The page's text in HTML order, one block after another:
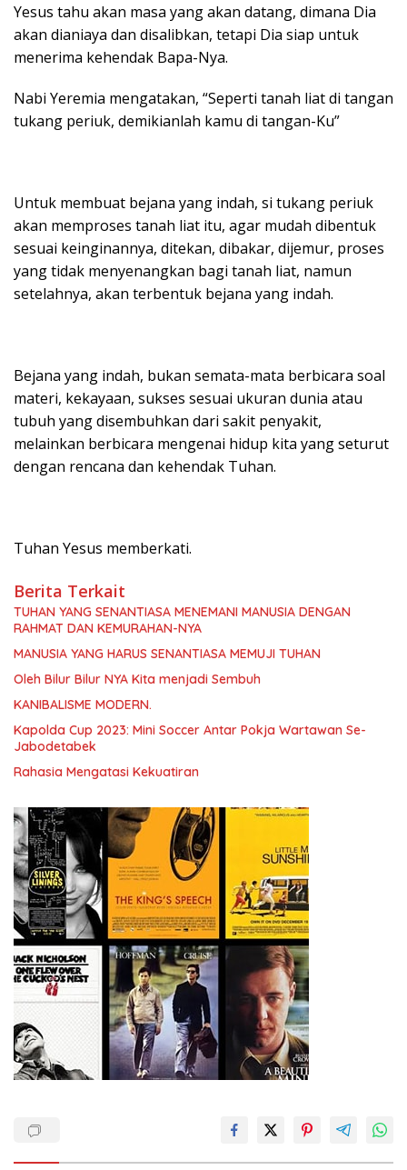
Yesus tahu akan masa yang akan datang, dimana Dia
akan dianiaya dan disalibkan, tetapi Dia siap untuk
menerima kehendak Bapa-Nya.
Nabi Yeremia mengatakan, “Seperti tanah liat di tangan
tukang periuk, demikianlah kamu di tangan-Ku”
Untuk membuat bejana yang indah, si tukang periuk
akan memproses tanah liat itu, agar mudah dibentuk
sesuai keinginannya, ditekan, dibakar, dijemur, proses
yang tidak menyenangkan bagi tanah liat, namun
setelahnya, akan terbentuk bejana yang indah.
Bejana yang indah, bukan semata-mata berbicara soal
materi, kekayaan, sukses sesuai ukuran dunia atau
tubuh yang disembuhkan dari sakit penyakit,
melainkan berbicara mengenai hidup kita yang seturut
dengan rencana dan kehendak Tuhan.
Tuhan Yesus memberkati.
Berita Terkait
TUHAN YANG SENANTIASA MENEMANI MANUSIA DENGAN
RAHMAT DAN KEMURAHAN-NYA
MANUSIA YANG HARUS SENANTIASA MEMUJI TUHAN
Oleh Bilur Bilur NYA Kita menjadi Sembuh
KANIBALISME MODERN.
Kapolda Cup 2023: Mini Soccer Antar Pokja Wartawan Se-
Jabodetabek
Rahasia Mengatasi Kekuatiran